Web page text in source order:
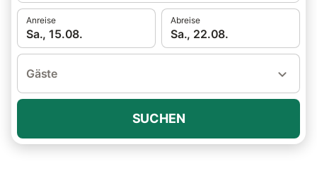
Anreise
Sa., 15.08.
Abreise
Sa., 22.08.
Gäste
SUCHEN